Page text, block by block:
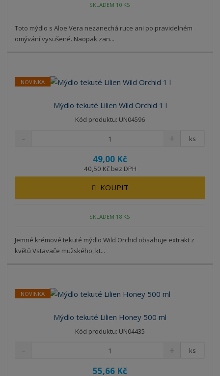
SKLADEM 10 KS
Toto mýdlo s Aloe Vera nezanechá ruce ani po pravidelném
omývání vysušené. Naopak zan...
NOVINKA
Mýdlo tekuté Lilien Wild Orchid 1 l
Kód produktu: UN04596
49,00 Kč
40,50 Kč bez DPH
ks
KOUPIT
SKLADEM 18 KS
Jemné krémové tekuté mýdlo Wild Orchid obsahuje extrakt z
květů Vstavače mužského, kt...
NOVINKA
Mýdlo tekuté Lilien Honey 500 ml
Kód produktu: UN04435
55,66 Kč
ks